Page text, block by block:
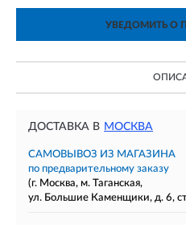
УВЕДОМИТЬ О
ДОСТАВКА В МОСКВА
САМОВЫВОЗ ИЗ МАГАЗИНА
по предварительному заказу
(г. Москва, м. Таганская,
ул. Большие Каменщики, д. 6,